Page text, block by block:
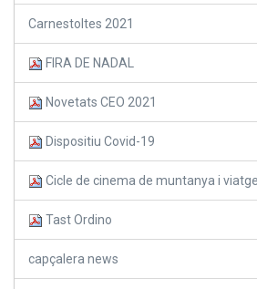
Carnestoltes 2021
FIRA DE NADAL
Novetats CEO 2021
Dispositiu Covid-19
Cicle de cinema de muntanya i
Tast Ordino
capçalera news